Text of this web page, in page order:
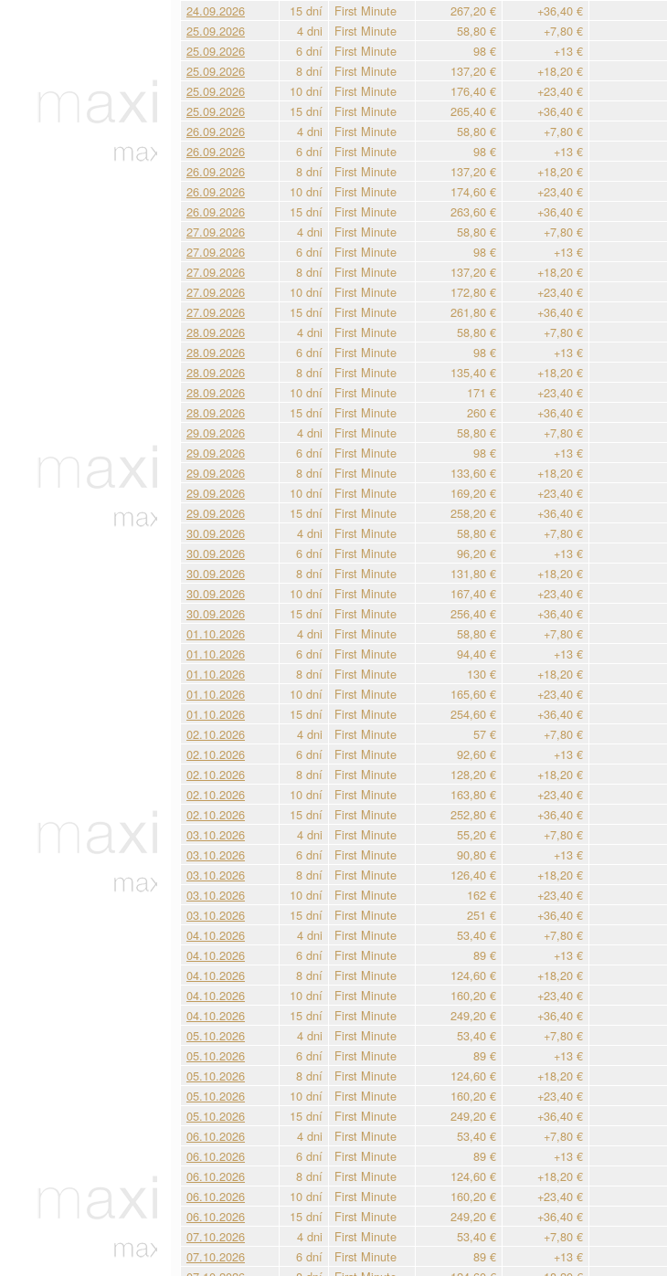
24.09.2026
15 dní First Minute 267,20 €
+36,40 €
25.09.2026
4 dni First Minute 58,80 €
+7,80 €
25.09.2026
6 dní First Minute 98 €
+13 €
25.09.2026
8 dní First Minute 137,20 €
+18,20 €
25.09.2026
10 dní First Minute 176,40 €
+23,40 €
25.09.2026
15 dní First Minute 265,40 €
+36,40 €
26.09.2026
4 dni First Minute 58,80 €
+7,80 €
26.09.2026
6 dní First Minute 98 €
+13 €
26.09.2026
8 dní First Minute 137,20 €
+18,20 €
26.09.2026
10 dní First Minute 174,60 €
+23,40 €
26.09.2026
15 dní First Minute 263,60 €
+36,40 €
27.09.2026
4 dni First Minute 58,80 €
+7,80 €
27.09.2026
6 dní First Minute 98 €
+13 €
27.09.2026
8 dní First Minute 137,20 €
+18,20 €
27.09.2026
10 dní First Minute 172,80 €
+23,40 €
27.09.2026
15 dní First Minute 261,80 €
+36,40 €
28.09.2026
4 dni First Minute 58,80 €
+7,80 €
28.09.2026
6 dní First Minute 98 €
+13 €
28.09.2026
8 dní First Minute 135,40 €
+18,20 €
28.09.2026
10 dní First Minute 171 €
+23,40 €
28.09.2026
15 dní First Minute 260 €
+36,40 €
29.09.2026
4 dni First Minute 58,80 €
+7,80 €
29.09.2026
6 dní First Minute 98 €
+13 €
29.09.2026
8 dní First Minute 133,60 €
+18,20 €
29.09.2026
10 dní First Minute 169,20 €
+23,40 €
29.09.2026
15 dní First Minute 258,20 €
+36,40 €
30.09.2026
4 dni First Minute 58,80 €
+7,80 €
30.09.2026
6 dní First Minute 96,20 €
+13 €
30.09.2026
8 dní First Minute 131,80 €
+18,20 €
30.09.2026
10 dní First Minute 167,40 €
+23,40 €
30.09.2026
15 dní First Minute 256,40 €
+36,40 €
01.10.2026
4 dni First Minute 58,80 €
+7,80 €
01.10.2026
6 dní First Minute 94,40 €
+13 €
01.10.2026
8 dní First Minute 130 €
+18,20 €
01.10.2026
10 dní First Minute 165,60 €
+23,40 €
01.10.2026
15 dní First Minute 254,60 €
+36,40 €
02.10.2026
4 dni First Minute 57 €
+7,80 €
02.10.2026
6 dní First Minute 92,60 €
+13 €
02.10.2026
8 dní First Minute 128,20 €
+18,20 €
02.10.2026
10 dní First Minute 163,80 €
+23,40 €
02.10.2026
15 dní First Minute 252,80 €
+36,40 €
03.10.2026
4 dni First Minute 55,20 €
+7,80 €
03.10.2026
6 dní First Minute 90,80 €
+13 €
03.10.2026
8 dní First Minute 126,40 €
+18,20 €
03.10.2026
10 dní First Minute 162 €
+23,40 €
03.10.2026
15 dní First Minute 251 €
+36,40 €
04.10.2026
4 dni First Minute 53,40 €
+7,80 €
04.10.2026
6 dní First Minute 89 €
+13 €
04.10.2026
8 dní First Minute 124,60 €
+18,20 €
04.10.2026
10 dní First Minute 160,20 €
+23,40 €
04.10.2026
15 dní First Minute 249,20 €
+36,40 €
05.10.2026
4 dni First Minute 53,40 €
+7,80 €
05.10.2026
6 dní First Minute 89 €
+13 €
05.10.2026
8 dní First Minute 124,60 €
+18,20 €
05.10.2026
10 dní First Minute 160,20 €
+23,40 €
05.10.2026
15 dní First Minute 249,20 €
+36,40 €
06.10.2026
4 dni First Minute 53,40 €
+7,80 €
06.10.2026
6 dní First Minute 89 €
+13 €
06.10.2026
8 dní First Minute 124,60 €
+18,20 €
06.10.2026
10 dní First Minute 160,20 €
+23,40 €
06.10.2026
15 dní First Minute 249,20 €
+36,40 €
07.10.2026
4 dni First Minute 53,40 €
+7,80 €
07.10.2026
6 dní First Minute 89 €
+13 €